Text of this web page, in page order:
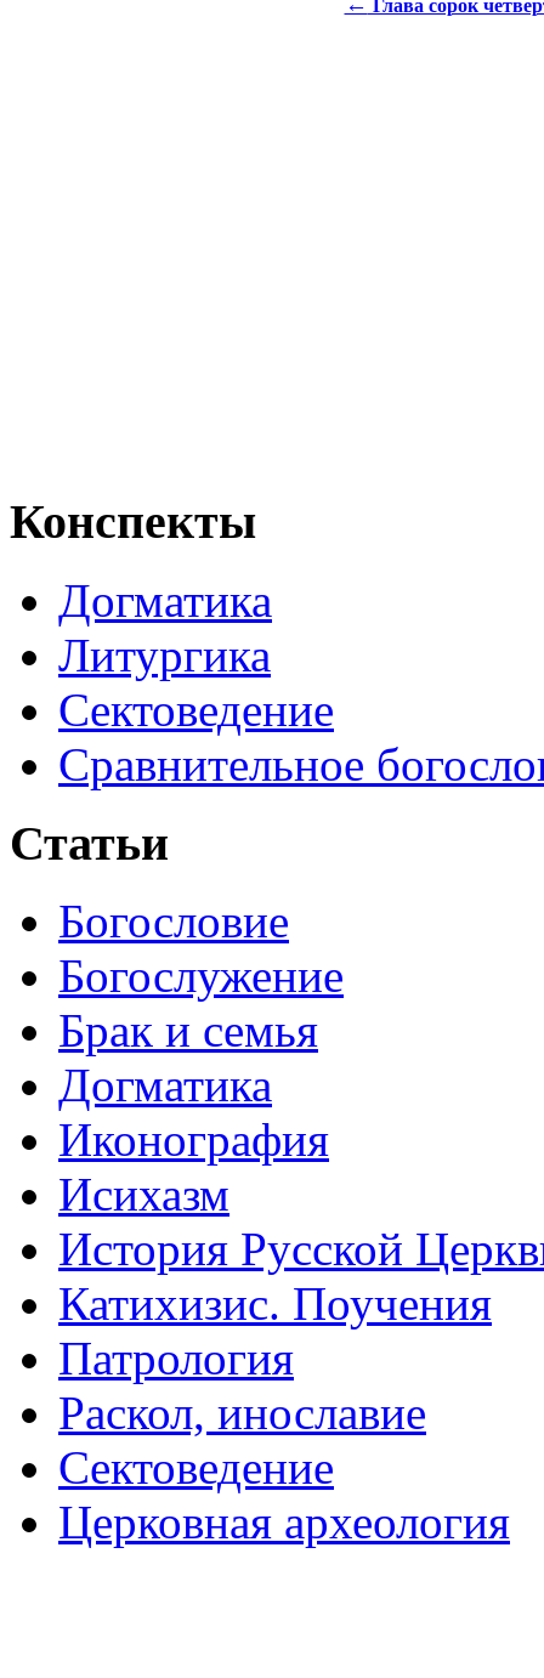
Глава сорок
Конспекты
Догматика
Литургика
Сектоведение
Сравнительное
Статьи
Богословие
Богослужение
Брак и семья
Догматика
Иконография
Исихазм
История Русской
Катихизис. Поучения
Патрология
Раскол, инославие
Сектоведение
Церковная археология